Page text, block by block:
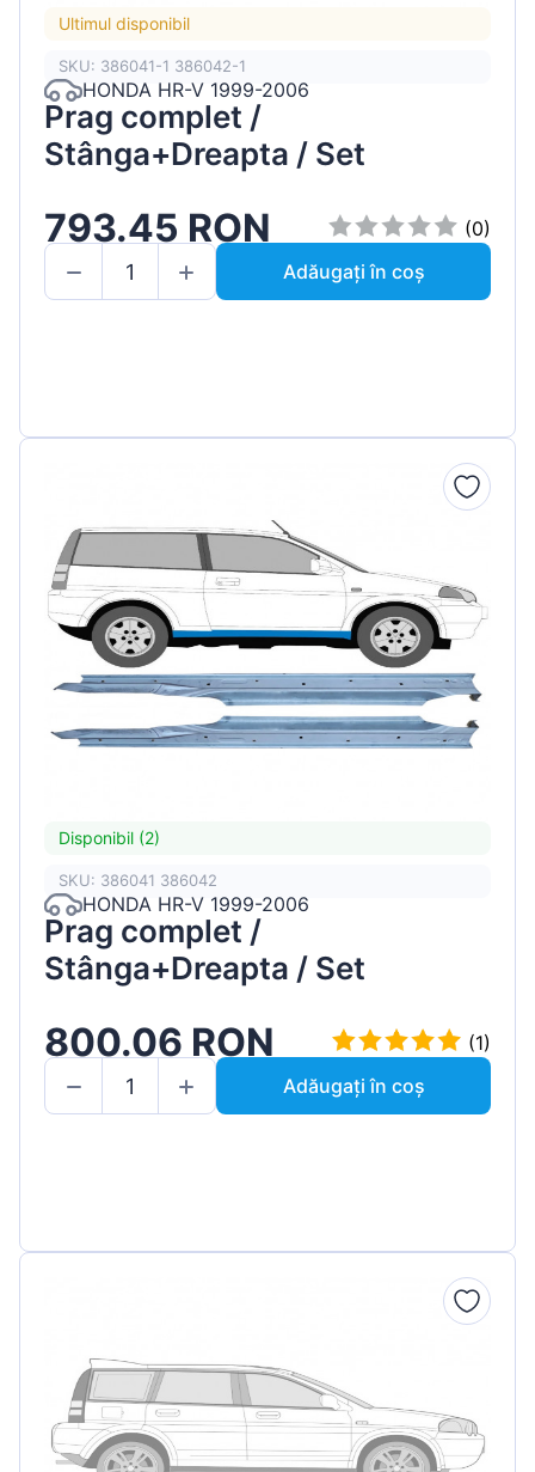
Ultimul disponibil
SKU: 386041-1 386042-1
HONDA HR-V 1999-2006
Prag complet /
Stânga+Dreapta / Set
793.45 RON
(0)
Adăugați în coș
Disponibil (2)
SKU: 386041 386042
HONDA HR-V 1999-2006
Prag complet /
Stânga+Dreapta / Set
800.06 RON
(1)
Adăugați în coș